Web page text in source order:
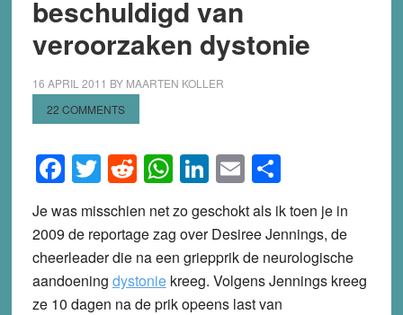
beschuldigd van
veroorzaken dystonie
16 APRIL 2011 BY MAARTEN KOLLER
22 COMMENTS
Facebook
Twitter
Reddit
WhatsApp
LinkedIn
EmailShare
Je was misschien net zo geschokt als ik toen je in
2009 de reportage zag over Desiree Jennings, de
cheerleader die na een griepprik de neurologische
aandoening dystoniekreeg. Volgens Jennings kreeg
ze 10 dagen na de prik opeens last van